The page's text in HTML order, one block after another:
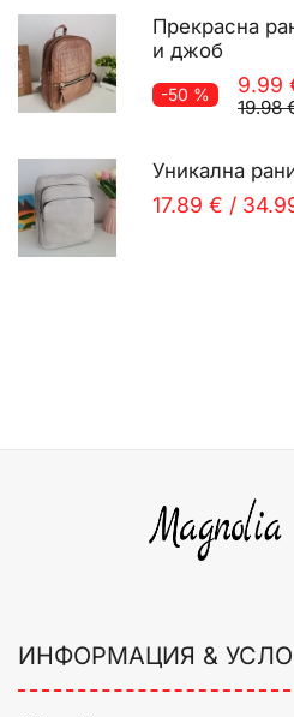
Прекрасна
и джоб
-50 % 9.99
19.98
Уникална
17.89 € /
ИНФОРМАЦИЯ &